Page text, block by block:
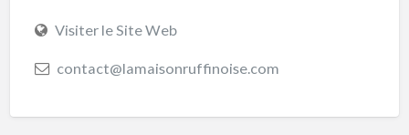
Visiter le Site Web
contact@lamaisonruffinoise.com